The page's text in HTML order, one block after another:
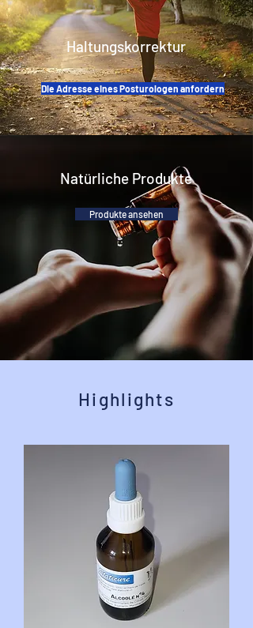
Haltungskorrektur
Die Adresse eines Posturologen anfordern
Natürliche Produkte
Produkte ansehen
Highlights